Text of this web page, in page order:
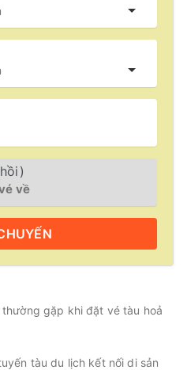
gặp khi đặt vé tàu hoả
tàu du lịch kết nối di sản